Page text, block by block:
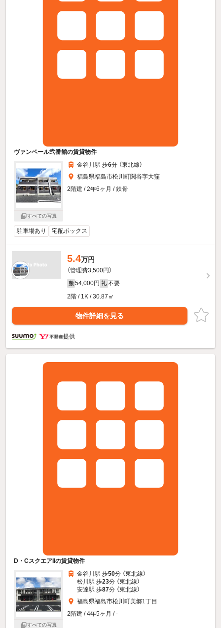
ヴァンベール弐番館の賃貸物件
すべての写真
金谷川駅 歩6分 （東北線）
福島県福島市松川町関谷字大窪
2階建 / 2年6ヶ月 / 鉄骨
駐車場あり 宅配ボックス
5.4万円
（管理費3,500円）
敷 54,000円 礼 不要
2階 / 1K / 30.87㎡
物件詳細を見る
提供
D・CスクエアIIの賃貸物件
すべての写真
金谷川駅 歩50分 （東北線）
松川駅 歩23分 （東北線）
安達駅 歩87分 （東北線）
福島県福島市松川町美郷1丁目
2階建 / 4年5ヶ月 / -